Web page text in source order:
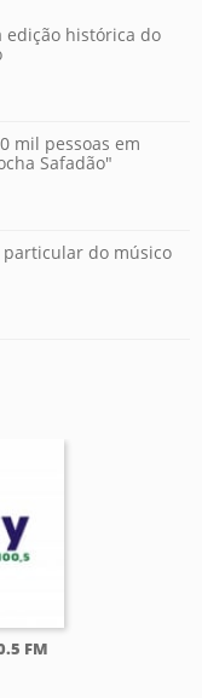
edição histórica do
mil pessoas em
Safadão"
particular do músico
FM